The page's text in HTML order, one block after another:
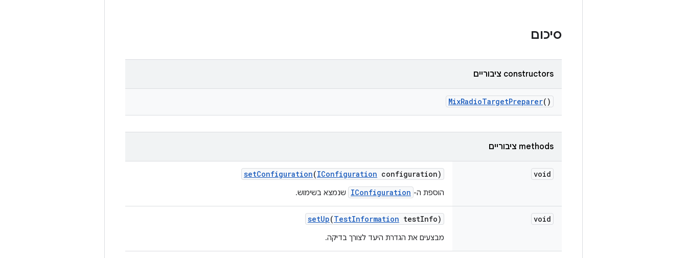
סיכום
‫constructors ציבוריים
MixRadioTargetPreparer()
‫methods ציבוריים
void
setConfiguration(IConfiguration configuration)
הוספת ה- IConfiguration שנמצא בשימוש.
void
setUp(TestInformation testInfo)
מבצעים את הגדרת היעד לצורך בדיקה.